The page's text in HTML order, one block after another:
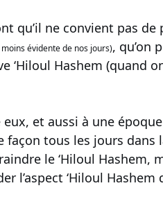
qu’il ne convient pas de
évidente de nos jours), qu’on
‘Hiloul Hashem (quand
et aussi à une
tous les jours dans
le ‘Hiloul Hashem,
l’aspect ‘Hiloul